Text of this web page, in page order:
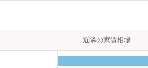
近隣の家賃相場